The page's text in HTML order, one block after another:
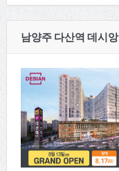
남양주 다산역 데시앙